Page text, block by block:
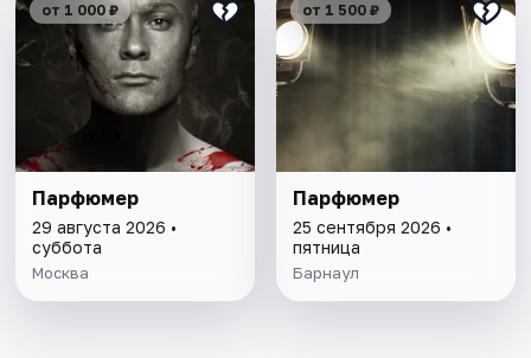
от 1 000 ₽
Парфюмер
29 августа 2026 •
суббота
Москва
от 1 500 ₽
Парфюмер
25 сентября 2026 •
пятница
Барнаул